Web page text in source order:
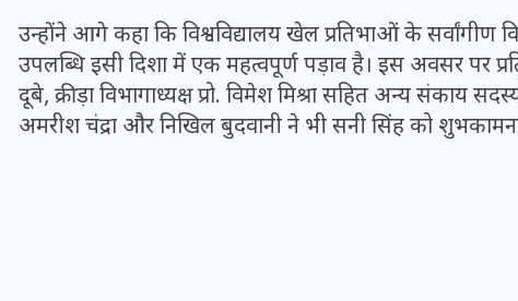
उन्होंने आगे कहा कि विश्वविद्यालय खेल प्रतिभाओं के सर्वांगीण
उपलब्धि इसी दिशा में एक महत्वपूर्ण पड़ाव है। इस अवसर पर
दूबे, क्रीड़ा विभागाध्यक्ष प्रो. विमेश मिश्रा सहित अन्य संकाय
अमरीश चंद्रा और निखिल बुदवानी ने भी सनी सिंह को
जिस कमरे में बिना बिजली-पंखे
के बीते 4 साल, उसे देख भावुक
हुए बृजभूषण सिंह, कहा-यहीं
तपकर बना सोना